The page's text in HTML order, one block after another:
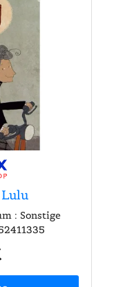
200 W AES,
W, Gamme
Sensibilité: 90
parleur:
avec aimant
acierBobine
4 cm, Poids:
: Sonstige